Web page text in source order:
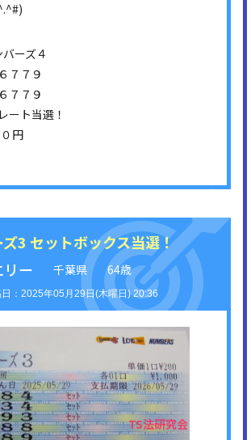
ーズ４
７７９
７７９
ート当選！
円
3 セットボックス当選！
リー
千葉県 64歳
2025年05月29日(木曜日) 20:36